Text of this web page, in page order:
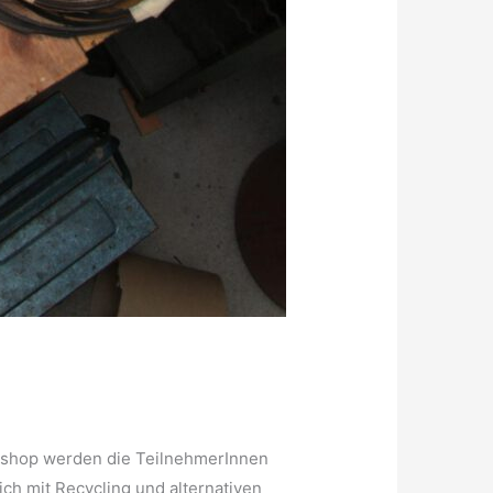
werden die TeilnehmerInnen
mit Recycling und alternativen